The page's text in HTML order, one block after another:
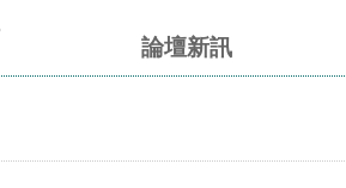
論壇新訊